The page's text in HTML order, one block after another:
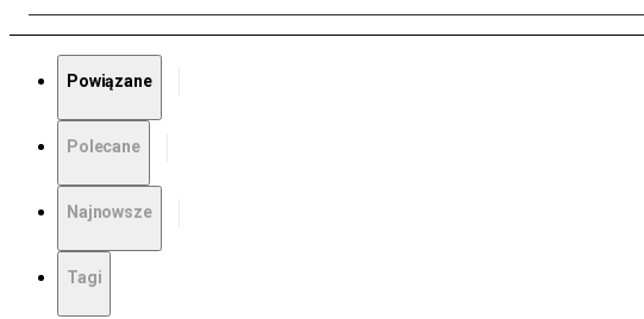
Powiązane
Polecane
Najnowsze
Tagi